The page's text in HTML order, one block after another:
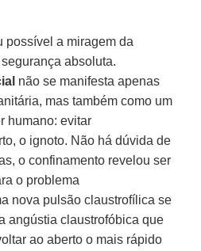
possível a miragem da
absoluta.
não se manifesta apenas
mas também como um
humano: evitar
o ignoto. Não há dúvida de
o confinamento revelou ser
o problema
nova pulsão claustrofílica se
angústia claustrofóbica que
ao aberto o mais rápido